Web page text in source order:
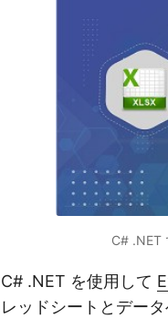
C# .NET
C# .NET を使用して
レッドシートとデー